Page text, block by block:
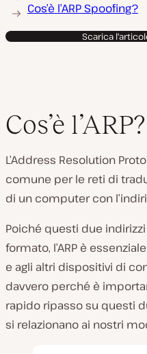
Cos’è l’ARP Spoofing?
Scarica
Cos’è l’ARP?
L’Address Resolution
comune per le reti di
di un computer con
Poiché questi due
formato, l’ARP è
e agli altri dispositivi di
davvero perché è
rapido ripasso su questi
si relazionano ai nostri